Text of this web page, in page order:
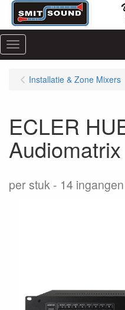
Menu
Installatie & Zone Mixers
ECLER
per stuk 14